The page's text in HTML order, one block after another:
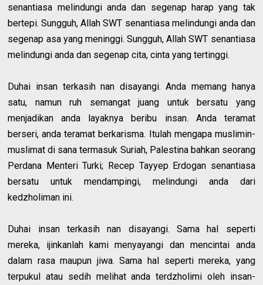
senantiasa melindungi anda dan segenap harap yang tak
bertepi. Sungguh, Allah SWT senantiasa melindungi anda dan
segenap asa yang meninggi. Sungguh, Allah SWT senantiasa
melindungi anda dan segenap cita, cinta yang tertinggi.
Duhai insan terkasih nan disayangi. Anda memang hanya
satu, namun ruh semangat juang untuk bersatu yang
menjadikan anda layaknya beribu insan. Anda teramat
berseri, anda teramat berkarisma. Itulah mengapa muslimin-
muslimat di sana termasuk Suriah, Palestina bahkan seorang
Perdana Menteri Turki; Recep Tayyep Erdogan senantiasa
bersatu untuk mendampingi, melindungi anda dari
kedzholiman ini.
Duhai insan terkasih nan disayangi. Sama hal seperti
mereka, ijinkanlah kami menyayangi dan mencintai anda
dalam rasa maupun jiwa. Sama hal seperti mereka, yang
terpukul atau sedih melihat anda terdzholimi oleh insan-